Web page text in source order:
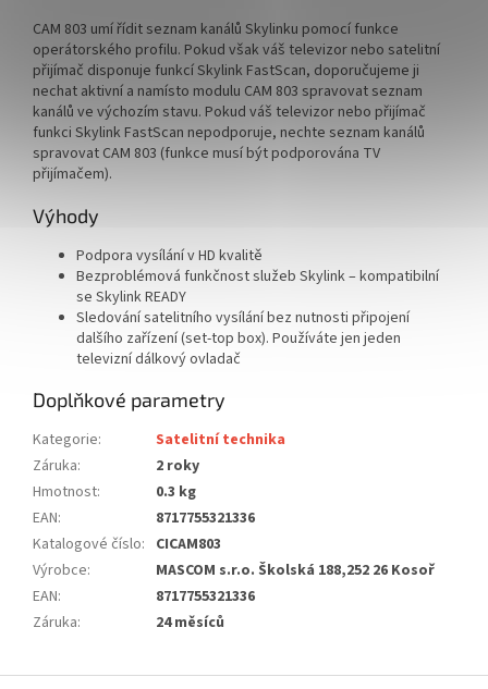
CAM 803 umí řídit seznam kanálů Skylinku pomocí funkce
operátorského profilu. Pokud však váš televizor nebo satelitní
přijímač disponuje funkcí Skylink FastScan, doporučujeme ji
nechat aktivní a namísto modulu CAM 803 spravovat seznam
kanálů ve výchozím stavu. Pokud váš televizor nebo přijímač
funkci Skylink FastScan nepodporuje, nechte seznam kanálů
spravovat CAM 803 (funkce musí být podporována TV
přijímačem).
Výhody
Podpora vysílání v HD kvalitě
Bezproblémová funkčnost služeb Skylink – kompatibilní
se Skylink READY
Sledování satelitního vysílání bez nutnosti připojení
dalšího zařízení (set-top box). Používáte jen jeden
televizní dálkový ovladač
Doplňkové parametry
Kategorie:
Satelitní technika
Záruka:
2 roky
Hmotnost:
0.3 kg
EAN:
8717755321336
Katalogové číslo: CICAM803
Výrobce:
MASCOM s.r.o. Školská 188,252 26 Kosoř
EAN:
8717755321336
Záruka: 24 měsíců